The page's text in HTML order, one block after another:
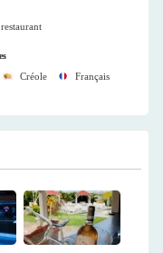
Créole Français